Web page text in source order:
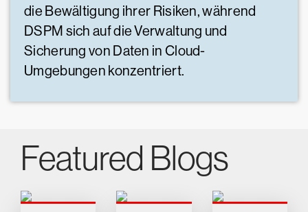
die Bewältigung ihrer Risiken, während
DSPM sich auf die Verwaltung und
Sicherung von Daten in Cloud-
Umgebungen konzentriert.
Featured Blogs